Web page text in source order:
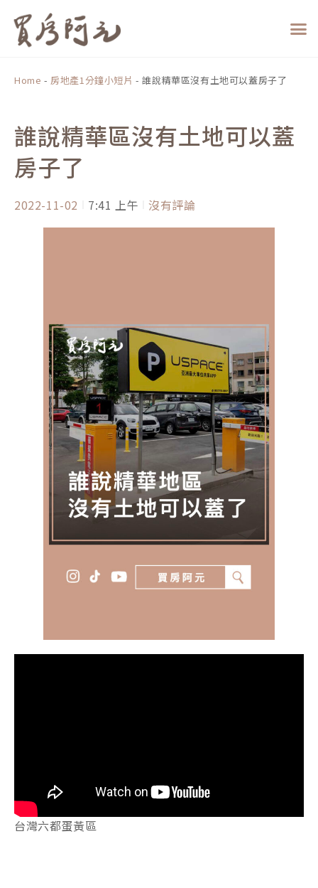
Home - 房地產1分鐘小短片 -誰說精華區沒有土地可以蓋房子了
誰說精華區沒有土地可以蓋
房子了
2022-11-02 7:41 上午 沒有評論
台灣六都蛋黃區